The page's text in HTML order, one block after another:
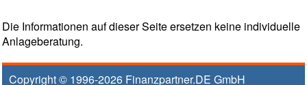
Die Informationen auf dieser Seite ersetzen keine individuelle
Anlageberatung.
Copyright © 1996-2026 Finanzpartner.DE GmbH